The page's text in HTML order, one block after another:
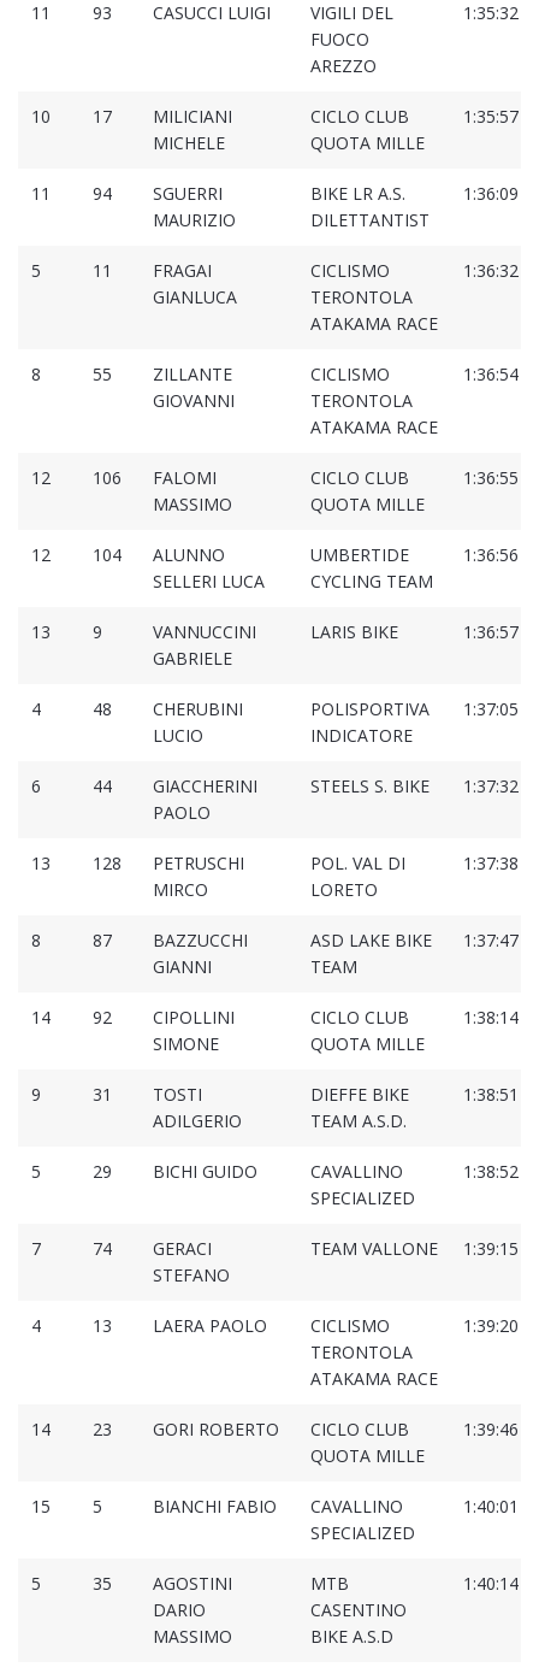
11 93 CASUCCI LUIGI
VIGILI DEL
FUOCO
AREZZO
1:35:32
10 17
MILICIANI
MICHELE
CICLO CLUB
QUOTA MILLE
1:35:57
11 94
SGUERRI
MAURIZIO
BIKE LR A.S.
DILETTANTIST
1:36:09
5 11
FRAGAI
GIANLUCA
CICLISMO
TERONTOLA
ATAKAMA RACE
1:36:32
8 55
ZILLANTE
GIOVANNI
CICLISMO
TERONTOLA
ATAKAMA RACE
1:36:54
12 106
FALOMI
MASSIMO
CICLO CLUB
QUOTA MILLE
1:36:55
12 104
ALUNNO
SELLERI LUCA
UMBERTIDE
CYCLING TEAM
1:36:56
13 9
VANNUCCINI
GABRIELE
LARIS BIKE 1:36:57
4 48
CHERUBINI
LUCIO
POLISPORTIVA
INDICATORE
1:37:05
6 44
GIACCHERINI
PAOLO
STEELS S. BIKE 1:37:32
13 128
PETRUSCHI
MIRCO
POL. VAL DI
LORETO
1:37:38
8 87
BAZZUCCHI
GIANNI
ASD LAKE BIKE
TEAM
1:37:47
14 92
CIPOLLINI
SIMONE
CICLO CLUB
QUOTA MILLE
1:38:14
9 31
TOSTI
ADILGERIO
DIEFFE BIKE
TEAM A.S.D.
1:38:51
5 29 BICHI GUIDO
CAVALLINO
SPECIALIZED
1:38:52
7 74
GERACI
STEFANO
TEAM VALLONE 1:39:15
4 13 LAERA PAOLO
CICLISMO
TERONTOLA
ATAKAMA RACE
1:39:20
14 23 GORI ROBERTO
CICLO CLUB
QUOTA MILLE
1:39:46
15 5 BIANCHI FABIO
CAVALLINO
SPECIALIZED
1:40:01
5 35
AGOSTINI
DARIO
MASSIMO
MTB
CASENTINO
BIKE A.S.D
1:40:14